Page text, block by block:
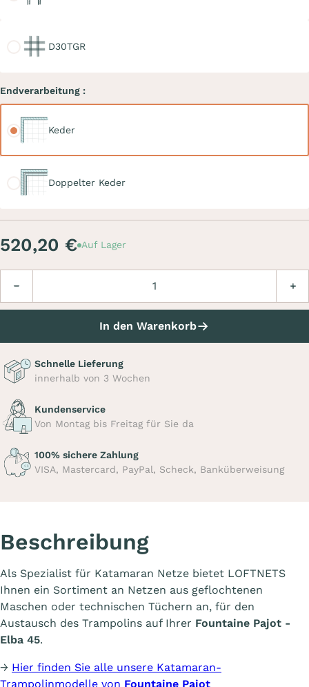
D30TGR
Endverarbeitung :
Keder
Doppelter Keder
520,20 € Auf Lager
In den Warenkorb
Schnelle Lieferung
innerhalb von 3 Wochen
Kundenservice
Von Montag bis Freitag für Sie da
100% sichere Zahlung
VISA, Mastercard, PayPal, Scheck, Banküberweisung
Beschreibung
Als Spezialist für Katamaran Netze bietet LOFTNETS
Ihnen ein Sortiment an Netzen aus geflochtenen
Maschen oder technischen Tüchern an, für den
Austausch des Trampolins auf Ihrer Fountaine Pajot -
Elba 45.
→ Hier finden Sie alle unsere Katamaran-
Trampolinmodelle von Fountaine Pajot